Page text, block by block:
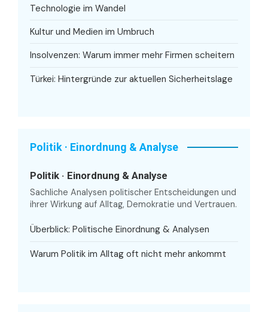
Technologie im Wandel
Kultur und Medien im Umbruch
Insolvenzen: Warum immer mehr Firmen scheitern
Türkei: Hintergründe zur aktuellen Sicherheitslage
Politik · Einordnung & Analyse
Politik · Einordnung & Analyse
Sachliche Analysen politischer Entscheidungen und
ihrer Wirkung auf Alltag, Demokratie und Vertrauen.
Überblick: Politische Einordnung & Analysen
Warum Politik im Alltag oft nicht mehr ankommt